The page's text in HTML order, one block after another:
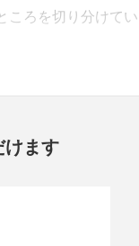
ころを切り分けてい
ます